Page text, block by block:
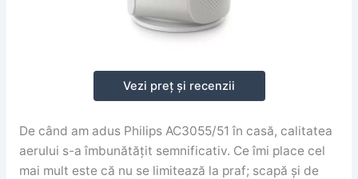
Vezi preț și recenzii
De când am adus Philips AC3055/51 în casă, calitatea
aerului s-a îmbunătățit semnificativ. Ce îmi place cel
mai mult este că nu se limitează la praf; scapă și de